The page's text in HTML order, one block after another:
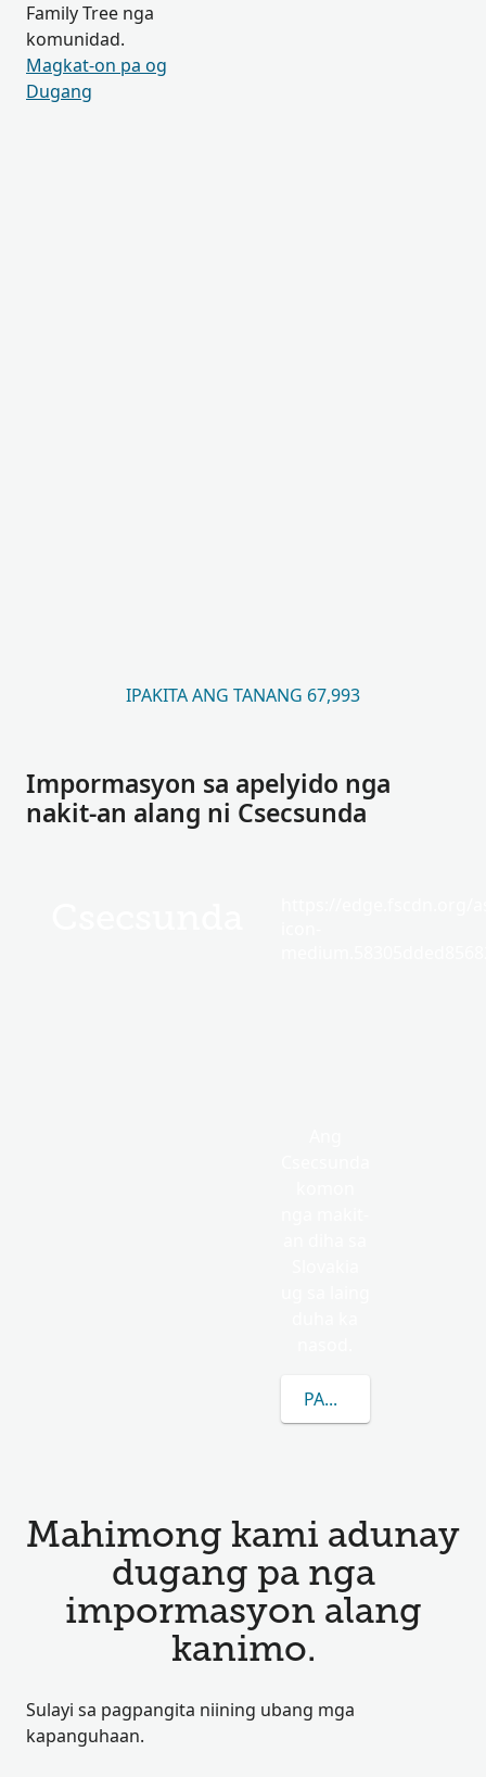
Family Tree nga
komunidad.
Magkat-on pa og
Dugang
IPAKITA ANG TANANG 67,993
Impormasyon sa apelyido nga
nakit-an alang ni Csecsunda
PAGKAT-ON OG
Mahimong kami adunay
dugang pa nga
impormasyon alang
kanimo.
Sulayi sa pagpangita niining ubang mga
kapanguhaan.